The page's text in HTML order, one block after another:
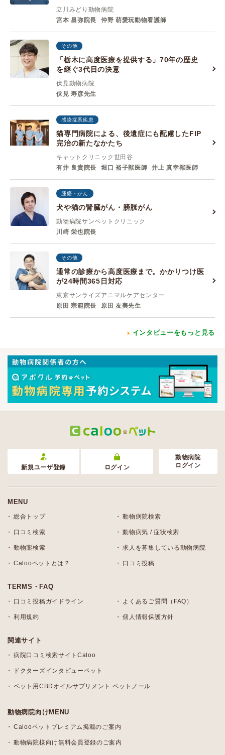
立川みどり動物病院
宮本 昌弥院長
仲野 萌愛玩動物看護師
その他
「栃木に高度医療を提供する」70年の歴史
を継ぐ3代目の決意
伏見動物病院
伏見 寿彦先生
感染症系疾患
猫専門病院による、後遺症にも配慮したFIP
完治の新たなかたち
キャットクリニック世田谷
有井 良貴院長
堀口 裕子獣医師 井上 真幸獣医師
腫瘍・がん
犬や猫の腎臓がん・膀胱がん
動物病院サンペットクリニック
川崎 栄也院長
その他
通常の診療から高度医療まで。かかりつけ医
が24時間365日対応
東京サンライズアニマルケアセンター
原田 宗範院長
原田 友美先生
インタビューをもっと見る
新規ユーザ登録 ログイン
動物病院
ログイン
MENU
総合トップ 動物病院検索
口コミ検索 動物病気 / 症状検索
動物薬検索 求人を募集している動物病院
Calooペットとは？ 口コミ投稿
TERMS・FAQ
口コミ投稿ガイドライン よくあるご質問（FAQ）
利用規約 個人情報保護方針
関連サイト
病院口コミ検索サイトCaloo
ドクターズインタビューペット
ペット用CBDオイルサプリメント ペットノール
動物病院向けMENU
Calooペットプレミアム掲載のご案内
動物病院様向け無料会員登録のご案内